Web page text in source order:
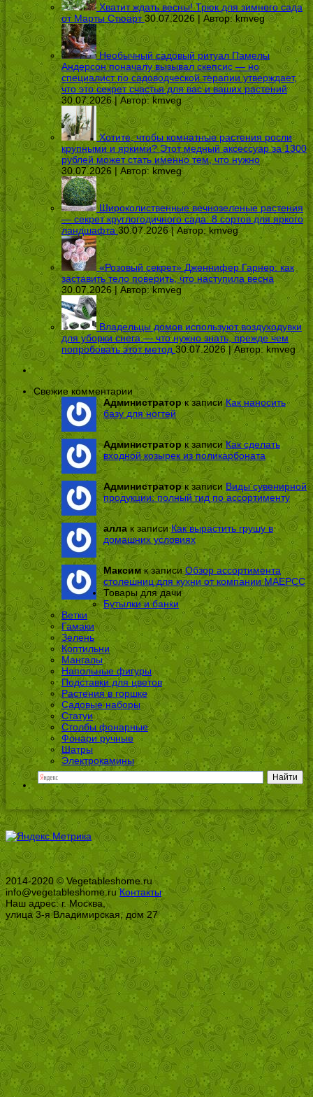
Хватит ждать весны! Трюк для зимнего сада
от Марты Стюарт 30.07.2026 | Автор:kmveg
Необычный садовый ритуал Памелы
Андерсон поначалу вызывал скепсис — но
специалист по садоводческой терапии утверждает,
что это секрет счастья для вас и ваших растений
30.07.2026 | Автор:kmveg
Хотите, чтобы комнатные растения росли
крупными и яркими? Этот медный аксессуар за 1300
рублей может стать именно тем, что нужно
30.07.2026 | Автор: kmveg
Широколиственные вечнозеленые растения
— секрет круглогодичного сада: 8 сортов для яркого
ландшафта 30.07.2026 | Автор: kmveg
«Розовый секрет» Дженнифер Гарнер: как
заставить тело поверить, что наступила весна
30.07.2026 | Автор:kmveg
Владельцы домов используют воздуходувки
для уборки снега — что нужно знать, прежде чем
попробовать этот метод 30.07.2026 | Автор: kmveg
Свежие комментарии
Администраторк записиКак наносить
базу для ногтей
Администратор к записиКак сделать
входной козырек из поликарбоната
Администраторк записи Виды сувенирной
продукции: полный гид по ассортименту
алла к записиКак вырастить грушу в
домашних условиях
Максимк записиОбзор ассортимента
столешниц для кухни от компании МАЕРСС
Товары для дачи
Бутылки и банки
Ветки
Гамаки
Зелень
Коптильни
Мангалы
Напольные фигуры
Подставки для цветов
Растения в горшке
Садовые наборы
Статуи
Столбы фонарные
Фонари ручные
Шатры
Электрокамины
2014-2020 © Vegetableshome.ru
info@vegetableshome.ruКонтакты
Наш адрес: г. Москва,
улица 3-я Владимирская, дом 27